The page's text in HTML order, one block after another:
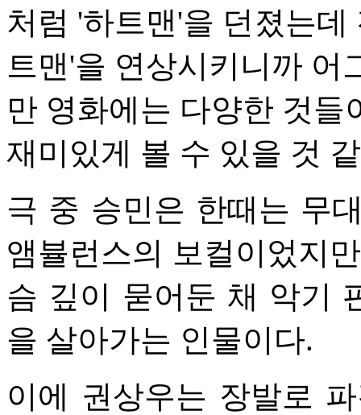
처럼 '하트맨'을 던졌는
트맨'을 연상시키니까 어
만 영화에는 다양한 것
재미있게 볼 수 있을 것
극 중 승민은 한때는 무
앰뷸런스의 보컬이었지
슴 깊이 묻어둔 채 악기
을 살아가는 인물이다.
이에 권상우는 장발로